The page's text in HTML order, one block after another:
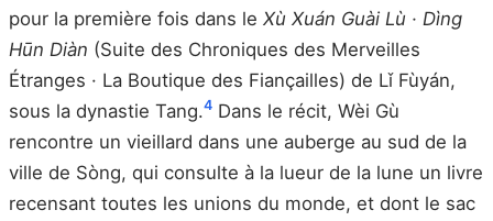
pour la première fois dans le Xù Xuán Guài Lù · Dìng
Hūn Diàn (Suite des Chroniques des Merveilles
Étranges · La Boutique des Fiançailles) de Lǐ Fùyán,
sous la dynastie Tang.4 Dans le récit, Wèi Gù
rencontre un vieillard dans une auberge au sud de la
ville de Sòng, qui consulte à la lueur de la lune un livre
recensant toutes les unions du monde, et dont le sac